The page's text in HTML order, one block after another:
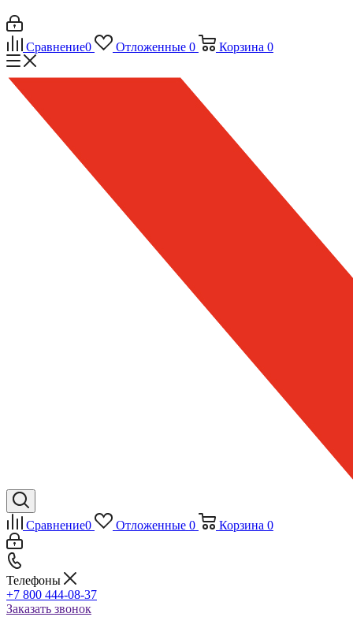
Сравнение0 Отложенные 0 Корзина 0
Сравнение0 Отложенные 0 Корзина 0
Телефоны
+7 800 444-08-37
Заказать звонок